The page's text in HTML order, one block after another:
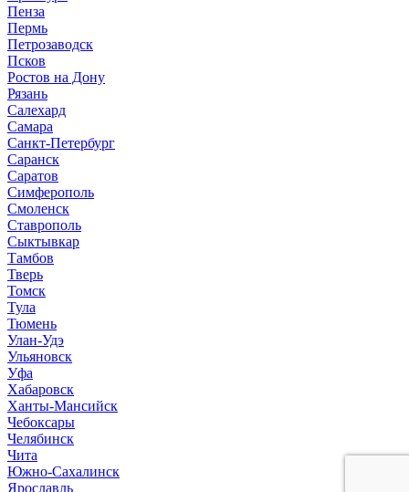
Пенза
Пермь
Петрозаводск
Псков
Ростов на Дону
Рязань
Салехард
Самара
Санкт-Петербург
Саранск
Саратов
Симферополь
Смоленск
Ставрополь
Сыктывкар
Тамбов
Тверь
Томск
Тула
Тюмень
Улан-Удэ
Ульяновск
Уфа
Хабаровск
Ханты-Мансийск
Чебоксары
Челябинск
Чита
Южно-Сахалинск
Ярославль